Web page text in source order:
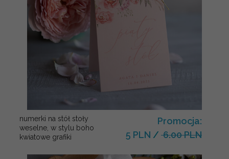
numerki na stół stoły
weselne, w stylu boho
kwiatowe grafiki
Promocja:
5 PLN / 6.00 PLN